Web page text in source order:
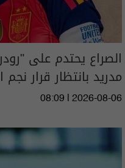
الصراع يحتدم على
مدريد بانتظار قرار
08:09 | 2026-08-06